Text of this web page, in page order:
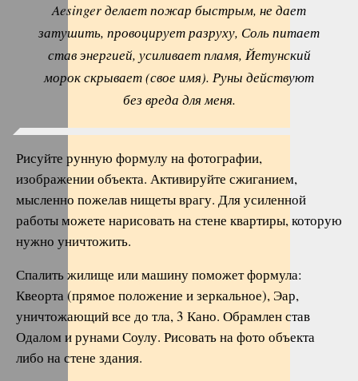
Aesinger делает пожар быстрым, не дает
затушить, провоцирует разруху, Соль питает
став энергией, усиливает пламя, Йетунский
морок скрывает (свое имя). Руны действуют
без вреда для меня.
Рисуйте рунную формулу на фотографии,
изображении объекта. Активируйте сжиганием,
мысленно пожелав нищеты врагу. Для усиленной
работы можете нарисовать на стене квартиры, которую
нужно уничтожить.
Спалить жилище или машину поможет формула:
Квеорта (прямое положение и зеркальное), Эар,
уничтожающий все до тла, 3 Кано. Обрамлен став
Одалом и рунами Соулу. Рисовать на фото объекта
либо на стене здания.